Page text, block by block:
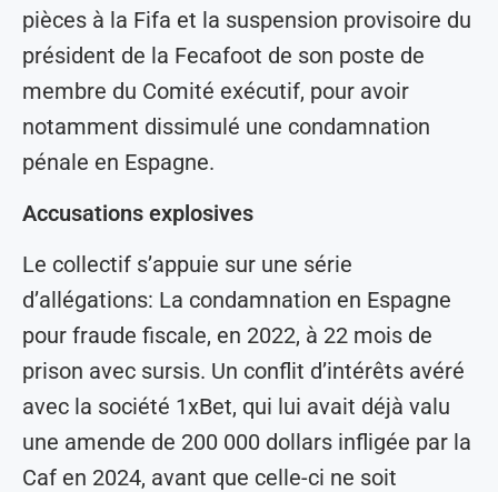
pièces à la Fifa et la suspension provisoire du
président de la Fecafoot de son poste de
membre du Comité exécutif, pour avoir
notamment dissimulé une condamnation
pénale en Espagne.
Accusations explosives
Le collectif s’appuie sur une série
d’allégations: La condamnation en Espagne
pour fraude fiscale, en 2022, à 22 mois de
prison avec sursis. Un conflit d’intérêts avéré
avec la société 1xBet, qui lui avait déjà valu
une amende de 200 000 dollars infligée par la
Caf en 2024, avant que celle-ci ne soit